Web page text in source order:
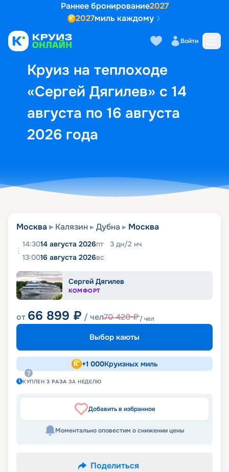
Раннее бронирование2027
2027миль каждому
Войти
Круиз на теплоходе
«Сергей Дягилев» с 14
августа по 16 августа
2026 года
Выбор кают Маршрут и
Москва Калязин Дубна Москва
14:3014 августа 2026пт 3 дн/2 нч
13:0016 августа 2026вс
Сергей Дягилев
КОМФОРТ
от 66 899 ₽ / чел70 420₽/ чел
Выбор каюты
+1 000Круизных миль
КУПЛЕН3 РАЗА ЗА НЕДЕЛЮ
Добавить в избранное
Моментально оповестим о снижении цены
Поделиться